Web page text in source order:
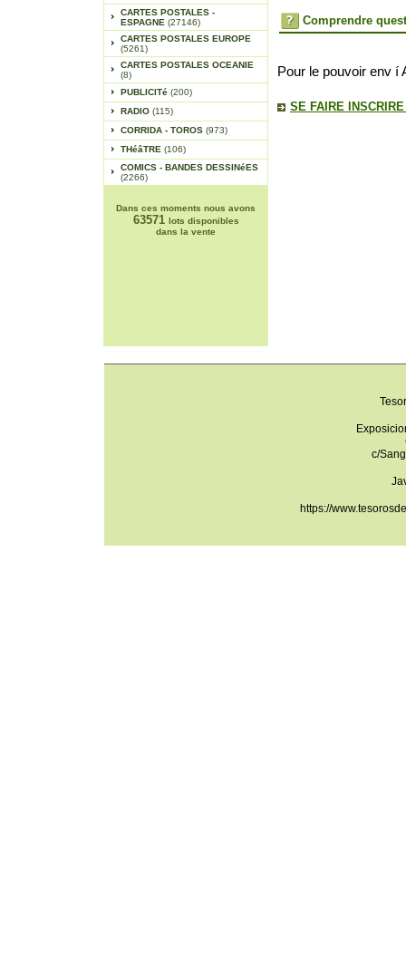
CARTES POSTALES -
ESPAGNE (27146)
CARTES POSTALES EUROPE
(5261)
CARTES POSTALES OCEANIE
(8)
PUBLICITé (200)
RADIO (115)
CORRIDA - TOROS (973)
THéâTRE (106)
COMICS - BANDES DESSINéES
(2266)
Dans ces moments nous avons
63571 lots disponibles
dans la vente
Comprendre
Pour le pouvoir env í
SE FAIRE
c/
https://